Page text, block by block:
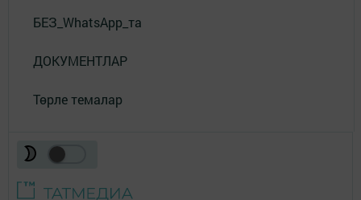
БЕЗ_WhatsApp_та
ДОКУМЕНТЛАР
Төрле темалар